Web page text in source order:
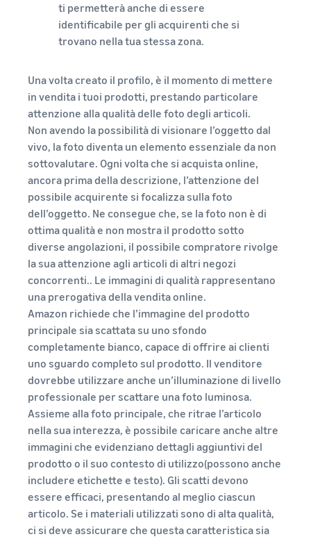
ti permetterà anche di essere
identificabile per gli acquirenti che si
trovano nella tua stessa zona.
Una volta creato il profilo, è il momento di mettere
in vendita i tuoi prodotti, prestando particolare
attenzione alla qualità delle foto degli articoli.
Non avendo la possibilità di visionare l’oggetto dal
vivo, la foto diventa un elemento essenziale da non
sottovalutare. Ogni volta che si acquista online,
ancora prima della descrizione, l’attenzione del
possibile acquirente si focalizza sulla foto
dell’oggetto. Ne consegue che, se la foto non è di
ottima qualità e non mostra il prodotto sotto
diverse angolazioni, il possibile compratore rivolge
la sua attenzione agli articoli di altri negozi
concorrenti.. Le immagini di qualità rappresentano
una prerogativa della vendita online.
Amazon richiede che l’immagine del prodotto
principale sia scattata su uno sfondo
completamente bianco, capace di offrire ai clienti
uno sguardo completo sul prodotto. Il venditore
dovrebbe utilizzare anche un’illuminazione di livello
professionale per scattare una foto luminosa.
Assieme alla foto principale, che ritrae l’articolo
nella sua interezza, è possibile caricare anche altre
immagini che evidenziano dettagli aggiuntivi del
prodotto o il suo contesto di utilizzo(possono anche
includere etichette e testo). Gli scatti devono
essere efficaci, presentando al meglio ciascun
articolo. Se i materiali utilizzati sono di alta qualità,
ci si deve assicurare che questa caratteristica sia